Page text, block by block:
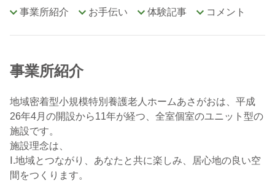
事業所紹介 お手伝い 体験記事 コメント
事業所紹介
地域密着型小規模特別養護老人ホームあさがおは、平成
26年4月の開設から11年が経つ、全室個室のユニット型の
施設です。
施設理念は、
Ⅰ.地域とつながり、あなたと共に楽しみ、居心地の良い空
間をつくります。